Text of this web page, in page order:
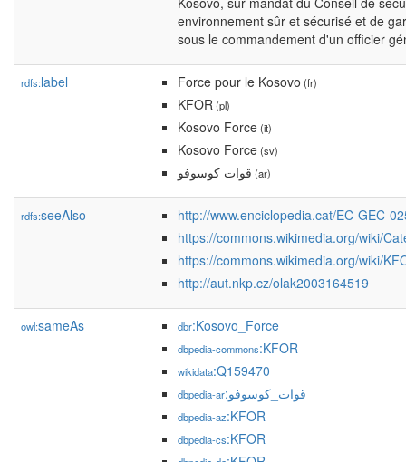
environnement sûr et sécurisé et de
sous le commandement d'un officier
rdfs:label Force pour le Kosovo (fr)
KFOR(pl)
Kosovo Force(it)
Kosovo Force(sv)
قوات كوسوفو (ar)
rdfs:seeAlso
http://www.enciclopedia.cat/EC-GEC-
https://commons.wikimedia.org/wiki/
https://commons.wikimedia.org/wiki/
http://aut.nkp.cz/olak2003164519
owl:sameAs dbr:Kosovo_Force
dbpedia-commons:KFOR
wikidata:Q159470
dbpedia-ar :قوات_كوسوفو
dbpedia-az:KFOR
dbpedia-cs:KFOR